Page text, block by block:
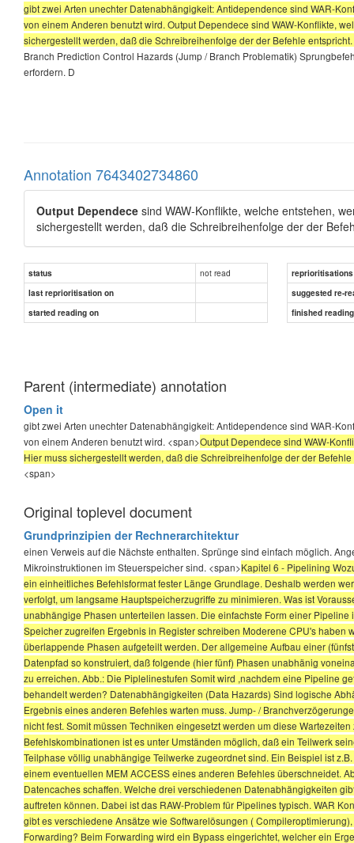
gibt zwei Arten unechter Datenabhängigkeit: Antidependence sind WAR-
von einem Anderen benutzt wird. Output Dependece sind WAW-Konflikte,
sichergestellt werden, daß die Schreibreihenfolge der der Befehle
Branch Prediction Control Hazards (Jump / Branch Problematik)
erfordern. D
Annotation 7643402734860
Output Dependece sind WAW-Konflikte, welche entstehen,
sichergestellt werden, daß die Schreibreihenfolge der der
status not read
reprioritisations
last reprioritisation on
suggested re-
started reading on
finished
Parent (intermediate) annotation
Open it
gibt zwei Arten unechter Datenabhängigkeit: Antidependence sind WAR-
von einem Anderen benutzt wird. <span>Output Dependece sind WAW-
Hier muss sichergestellt werden, daß die Schreibreihenfolge der der
<span>
Original toplevel document
Grundprinzipien der Rechnerarchitektur
einen Verweis auf die Nächste enthalten. Sprünge sind einfach möglich.
Mikroinstruktionen im Steuerspeicher sind. <span>Kapitel 6 - Pipelining
ein einheitliches Befehlsformat fester Länge Grundlage. Deshalb werden
verfolgt, um langsame Hauptspeicherzugriffe zu minimieren. Was ist
unabhängige Phasen unterteilen lassen. Die einfachste Form einer
Speicher zugreifen Ergebnis in Register schreiben Moderene CPU's
überlappende Phasen aufgeteilt werden. Der allgemeine Aufbau einer
Datenpfad so konstruiert, daß folgende (hier fünf) Phasen unabhänig
zu erreichen. Abb.: Die Piplelinestufen Somit wird ,nachdem eine Pipeline
behandelt werden? Datenabhängigkeiten (Data Hazards) Sind logische
Ergebnis eines anderen Befehles warten muss. Jump- /
nicht fest. Somit müssen Techniken eingesetzt werden um diese
Befehlskombinationen ist es unter Umständen möglich, daß ein Teilwerk
Teilphase völlig unabhängige Teilwerke zugeordnet sind. Ein Beispiel ist
einem eventuellen MEM ACCESS eines anderen Befehles überschneidet.
Datencaches schaffen. Welche drei verschiedenen Datenabhängigkeiten
auftreten können. Dabei ist das RAW-Problem für Pipelines typisch. WAR
gibt es verschiedene Ansätze wie Softwarelösungen (
Forwarding? Beim Forwarding wird ein Bypass eingerichtet, welcher ein